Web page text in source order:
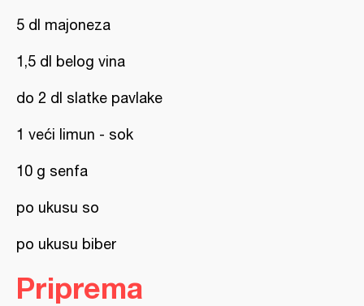
5 dl majoneza
1,5 dl belog vina
do 2 dl slatke pavlake
1 veći limun - sok
10 g senfa
po ukusu so
po ukusu biber
Priprema